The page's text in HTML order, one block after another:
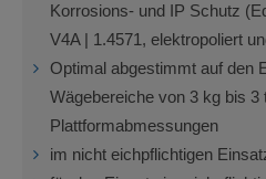
Korrosions- und IP Schutz
V4A | 1.4571, elektropoliert
Optimal abgestimmt auf den
Wägebereiche von 3 kg bis 3
Plattformabmessungen
im nicht eichpflichtigen